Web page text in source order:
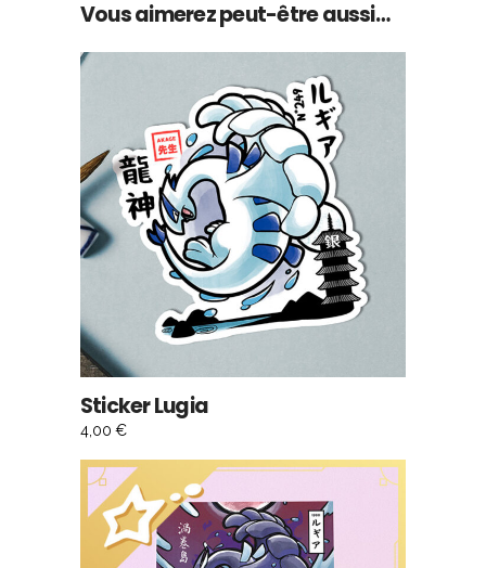
Vous aimerez peut-être aussi…
AJOUTER AU PANIER
Sticker Lugia
4,00€